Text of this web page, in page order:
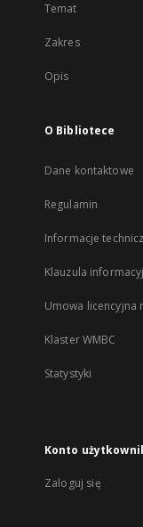
Temat
Zakres
Opis
O Bibliotece
Dane kontaktowe
Regulamin
Informacje
Klauzula
Umowa licencyjna
Klaster WMBC
Statystyki
Konto
Zaloguj się